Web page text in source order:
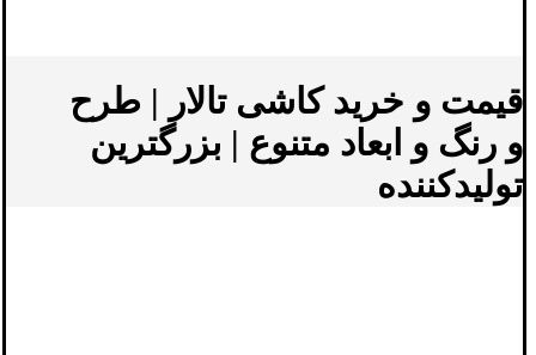
قیمت و خرید کاشی تالار | طرح
و رنگ و ابعاد متنوع | بزرگترین
تولیدکننده